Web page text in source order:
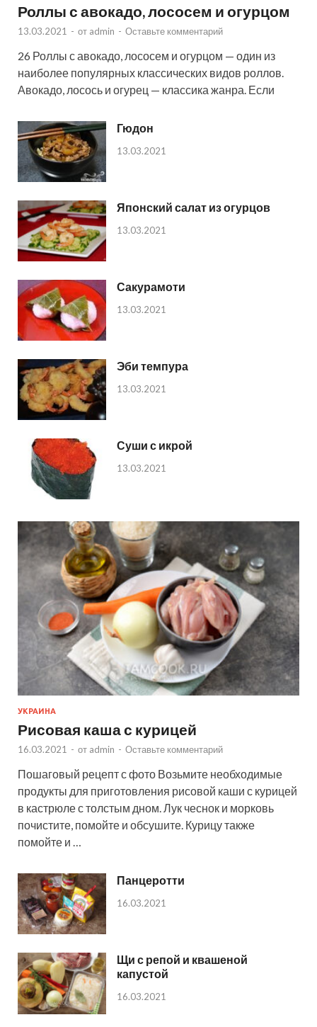
Роллы с авокадо, лососем и огурцом
13.03.2021 - от admin - Оставьте комментарий
26 Роллы с авокадо, лососем и огурцом — один из
наиболее популярных классических видов роллов.
Авокадо, лосось и огурец — классика жанра. Если
Гюдон
13.03.2021
Японский салат из огурцов
13.03.2021
Сакурамоти
13.03.2021
Эби темпура
13.03.2021
Суши с икрой
13.03.2021
УКРАИНА
Рисовая каша с курицей
16.03.2021 - от admin - Оставьте комментарий
Пошаговый рецепт с фото Возьмите необходимые
продукты для приготовления рисовой каши с курицей
в кастрюле с толстым дном. Лук чеснок и морковь
почистите, помойте и обсушите. Курицу также
помойте и …
Панцеротти
16.03.2021
Щи с репой и квашеной
капустой
16.03.2021